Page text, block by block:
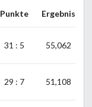
Punkte Ergebnis
31 : 5 55,062
29 : 7 51,108